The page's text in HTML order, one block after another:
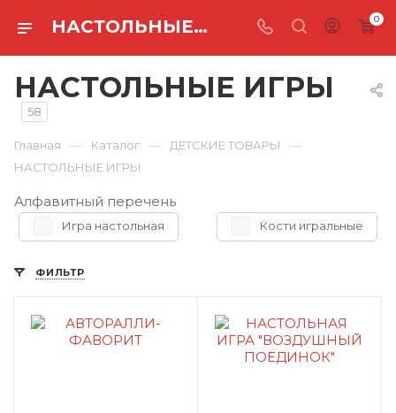
НАСТОЛЬНЫЕ ИГРЫ 0
НАСТОЛЬНЫЕ ИГРЫ
58
Главная — Каталог — ДЕТСКИЕ ТОВАРЫ —
НАСТОЛЬНЫЕ ИГРЫ
Алфавитный перечень
Игра настольная Кости игральные
ФИЛЬТР